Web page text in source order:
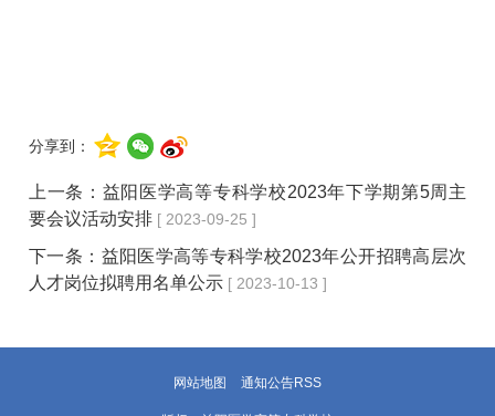
分享到：
上一条： 益阳医学高等专科学校2023年下学期第5周主
要会议活动安排 [ 2023-09-25 ]
下一条： 益阳医学高等专科学校2023年公开招聘高层次
人才岗位拟聘用名单公示 [ 2023-10-13 ]
网站地图 通知公告RSS